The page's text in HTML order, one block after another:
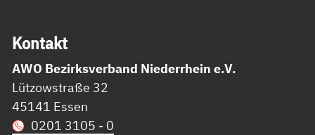
Kon­takt
AWO Bezirksverband Niederrhein e.V.
Lützowstraße 32
45141 Essen
0201 3105 - 0